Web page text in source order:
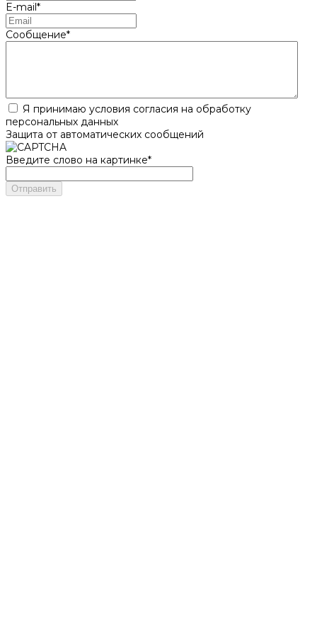
E-mail*
Сообщение*
Я принимаю условия согласия на обработку
персональных данных
Защита от автоматических сообщений
Введите слово на картинке*